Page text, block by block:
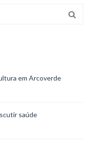
em Arcoverde
saúde